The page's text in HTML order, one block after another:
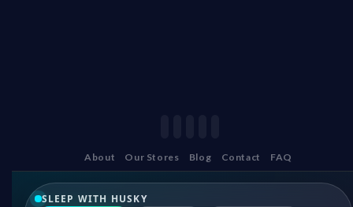
About Our Stores Blog Contact FAQ
SLEEP WITH HUSKY